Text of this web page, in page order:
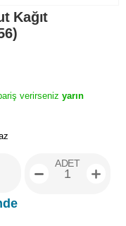
Kağıt
verirseniz yarın
ADET